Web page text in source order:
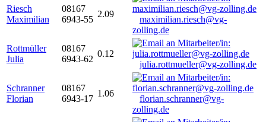
Riesch
Maximilian
08167
6943-55
2.09
maximilian.riesch@vg-
zolling.de
Rottmüller
Julia
08167
6943-62
0.12
julia.rottmueller@vg-zolling.de
Schranner
Florian
08167
6943-17
1.06
florian.schranner@vg-
zolling.de